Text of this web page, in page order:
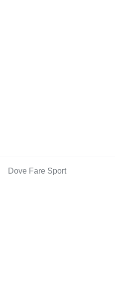
Dove Fare Sport